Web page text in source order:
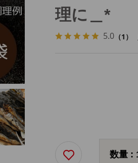
理に＿*
5.0 （1）
数量 :